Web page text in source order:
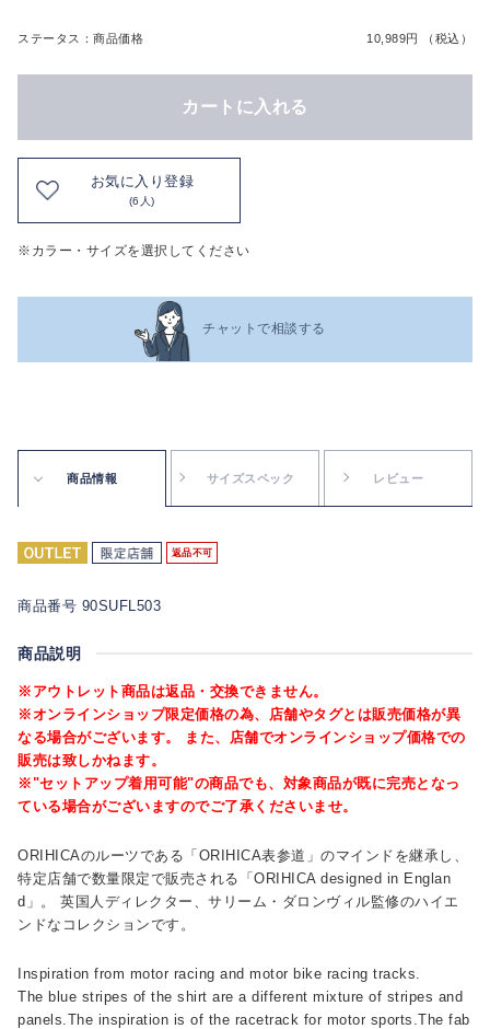
ステータス：商品価格 10,989円 （税込）
カートに入れる
お気に入り登録
(6人)
※カラー・サイズを選択してください
チャットで相談する
商品情報 サイズスペック レビュー
返品不可
商品番号 90SUFL503
商品説明
※アウトレット商品は返品・交換できません。
※オンラインショップ限定価格の為、店舗やタグとは販売価格が異
なる場合がございます。 また、店舗でオンラインショップ価格での
販売は致しかねます。
※"セットアップ着用可能"の商品でも、対象商品が既に完売となっ
ている場合がございますのでご了承くださいませ。
ORIHICAのルーツである「ORIHICA表参道」のマインドを継承し、
特定店舗で数量限定で販売される「ORIHICA designed in Englan
d」。 英国人ディレクター、サリーム・ダロンヴィル監修のハイエ
ンドなコレクションです。
Inspiration from motor racing and motor bike racing tracks.
The blue stripes of the shirt are a different mixture of stripes and
panels.The inspiration is of the racetrack for motor sports.The fab